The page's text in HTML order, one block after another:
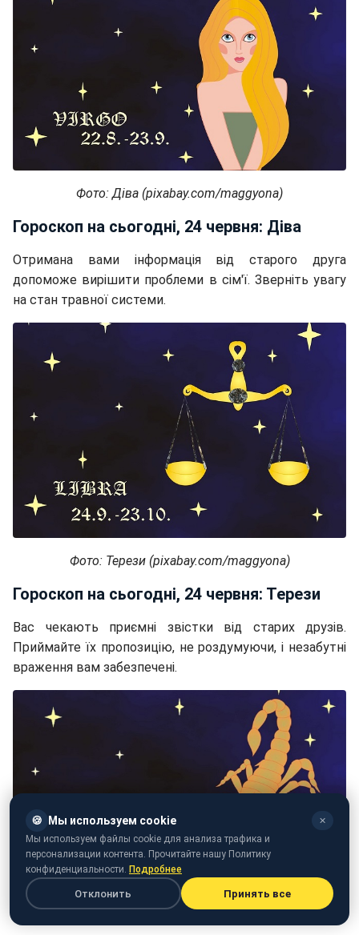
Фото: Діва (pixabay.com/maggyona)
Гороскоп на сьогодні, 24 червня: Діва
Отримана вами інформація від старого друга
допоможе вирішити проблеми в сім'ї. Зверніть увагу
на стан травної системи.
Фото: Терези (pixabay.com/maggyona)
Гороскоп на сьогодні, 24 червня: Терези
Вас чекають приємні звістки від старих друзів.
Приймайте їх пропозицію, не роздумуючи, і незабутні
враження вам забезпечені.
🍪 Мы используем cookie ✕
Мы используем файлы cookie для анализа трафика и
персонализации контента. Прочитайте нашу Политику
конфиденциальности. Подробнее
Отклонить Принять все